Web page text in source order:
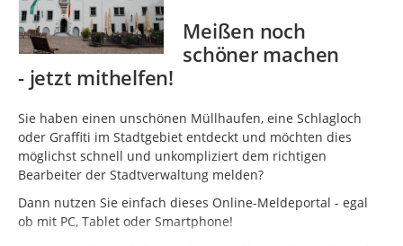
Meißen noch
schöner machen
- jetzt mithelfen!
Sie haben einen unschönen Müllhaufen, eine Schlagloch
oder Graffiti im Stadtgebiet entdeckt und möchten dies
möglichst schnell und unkompliziert dem richtigen
Bearbeiter der Stadtverwaltung melden?
Dann nutzen Sie einfach dieses Online-Meldeportal - egal
ob mit PC, Tablet oder Smartphone!